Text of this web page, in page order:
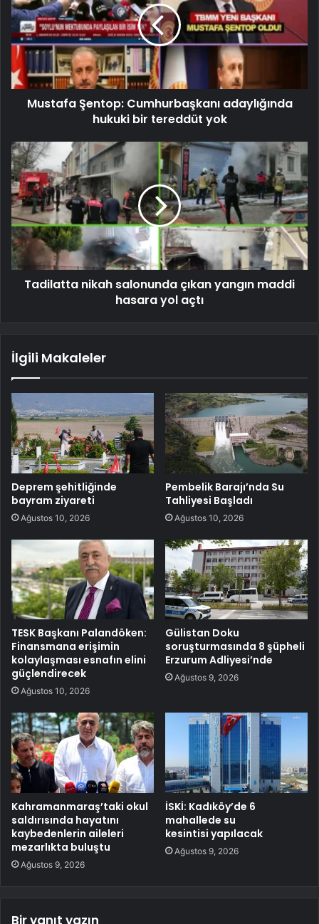
Mustafa Şentop: Cumhurbaşkanı adaylığında
hukuki bir tereddüt yok
Tadilatta nikah salonunda çıkan yangın maddi
hasara yol açtı
İlgili Makaleler
Deprem şehitliğinde
bayram ziyareti
Ağustos 10, 2026
Pembelik Barajı’nda Su
Tahliyesi Başladı
Ağustos 10, 2026
TESK Başkanı Palandöken:
Finansmana erişimin
kolaylaşması esnafın elini
güçlendirecek
Ağustos 10, 2026
Gülistan Doku
soruşturmasında 8 şüpheli
Erzurum Adliyesi’nde
Ağustos 9, 2026
Kahramanmaraş’taki okul
saldırısında hayatını
kaybedenlerin aileleri
mezarlıkta buluştu
Ağustos 9, 2026
İSKİ: Kadıköy’de 6
mahallede su
kesintisi yapılacak
Ağustos 9, 2026
Bir yanıt yazın